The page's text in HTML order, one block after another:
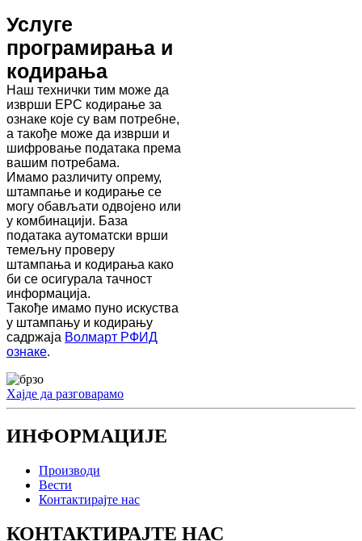
Услуге
програмирања и
кодирања
Наш технички тим може да
изврши EPC кодирање за
ознаке које су вам потребне,
а такође може да изврши и
шифровање података према
вашим потребама.
Имамо различиту опрему,
штампање и кодирање се
могу обављати одвојено или
у комбинацији. База
података аутоматски врши
темељну проверу
штампања и кодирања како
би се осигурала тачност
информација.
Такође имамо пуно искуства
у штампању и кодирању
садржаја Волмарт РФИД
ознаке.
Хајде да разговарамо
ИНФОРМАЦИЈЕ
Производи
Вести
Контактирајте нас
КОНТАКТИРАЈТЕ НАС